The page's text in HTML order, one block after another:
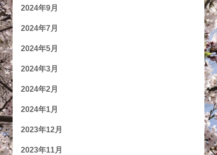
2024年9月
2024年7月
2024年5月
2024年3月
2024年2月
2024年1月
2023年12月
2023年11月